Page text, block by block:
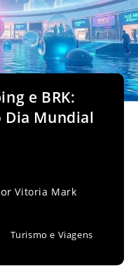
e BRK:
Dia Mundial
Vitoria Mark
Turismo e Viagens